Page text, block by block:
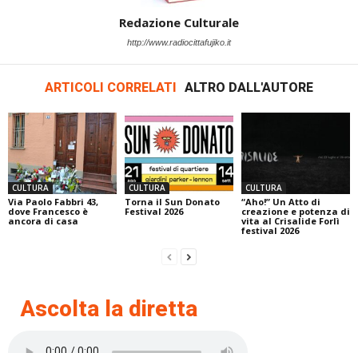
Redazione Culturale
http://www.radiocittafujiko.it
ARTICOLI CORRELATI ALTRO DALL'AUTORE
CULTURA
Via Paolo Fabbri 43,
dove Francesco è
ancora di casa
CULTURA
Torna il Sun Donato
Festival 2026
CULTURA
“Aho!” Un Atto di
creazione e potenza di
vita al Crisalide Forlì
festival 2026
Ascolta la diretta